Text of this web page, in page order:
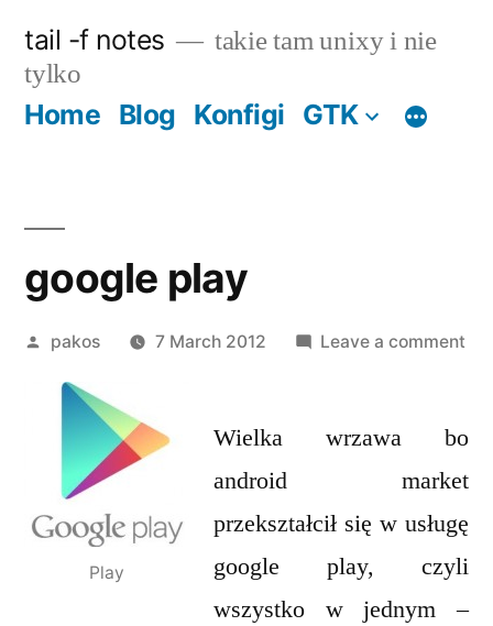
content
tail -f notes
takie tam unixy i nie
tylko
Home Blog Konfigi GTK
google play
Posted
pakos 7 March 2012 Leave a comment
Play
Wielka wrzawa bo
android market
przekształcił się w usługę
google play, czyli
wszystko w jednym –